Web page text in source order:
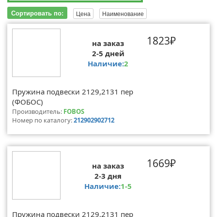
Сортировать по: Цена Наименование
на заказ
2-5 дней
Наличие:2
1823₽
Пружина подвески 2129,2131 пер
(ФОБОС)
Производитель: FOBOS
Номер по каталогу:212902902712
на заказ
2-3 дня
Наличие:1-5
1669₽
Пружина подвески 2129,2131 пер